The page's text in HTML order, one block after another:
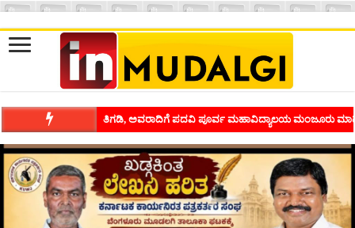
ಶಿವಾಪುರದಲ್ಲಿ ಕವಿಗೋಷ್ಠಿಯ ಸಂಭ್ರಮ ಭಾವನೆಗಳನ್ನು ಕಟ್ಟಿಕೊಡುವ